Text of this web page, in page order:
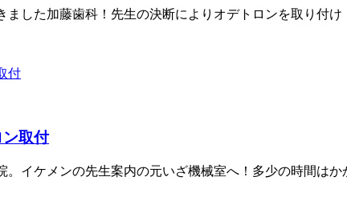
ました加藤歯科！先生の決断によりオデトロンを取り付
取付
。イケメンの先生案内の元いざ機械室へ！多少の時間は